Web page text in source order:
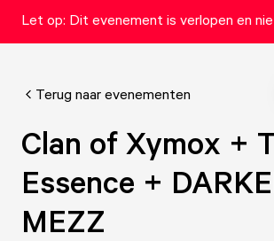
Let op: Dit evenement is verlopen en
Terug naar evenementen
Clan of Xymox +
Essence +
MEZZ